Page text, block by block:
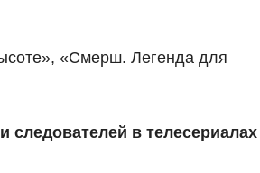
«Смерш. Легенда для
следователей в телесериалах